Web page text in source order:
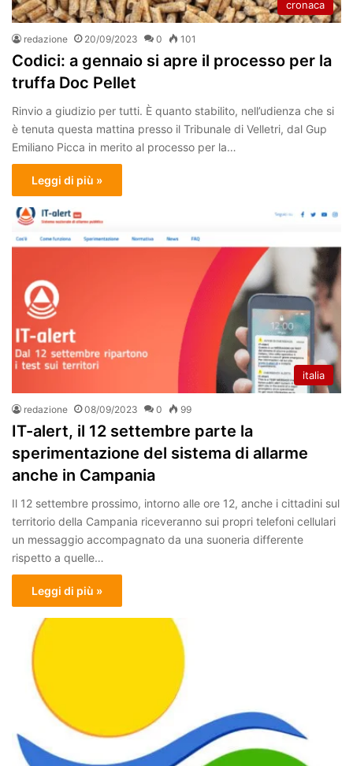
cronaca
redazione 20/09/2023 0 101
Codici: a gennaio si apre il processo per la
truffa Doc Pellet
Rinvio a giudizio per tutti. È quanto stabilito, nell’udienza che si
è tenuta questa mattina presso il Tribunale di Velletri, dal Gup
Emiliano Picca in merito al processo per la…
Leggi di più »
italia
redazione 08/09/2023 0 99
IT-alert, il 12 settembre parte la
sperimentazione del sistema di allarme
anche in Campania
Il 12 settembre prossimo, intorno alle ore 12, anche i cittadini sul
territorio della Campania riceveranno sui propri telefoni cellulari
un messaggio accompagnato da una suoneria differente
rispetto a quelle…
Leggi di più »